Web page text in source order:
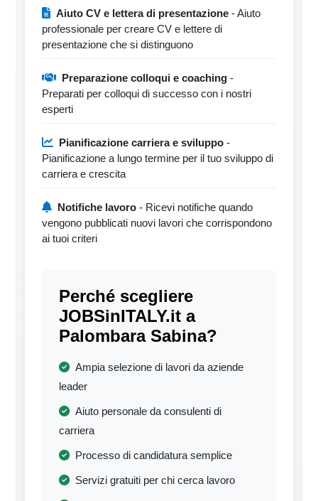
Aiuto CV e lettera di presentazione - Aiuto
professionale per creare CV e lettere di
presentazione che si distinguono
Preparazione colloqui e coaching -
Preparati per colloqui di successo con i nostri
esperti
Pianificazione carriera e sviluppo -
Pianificazione a lungo termine per il tuo sviluppo di
carriera e crescita
Notifiche lavoro - Ricevi notifiche quando
vengono pubblicati nuovi lavori che corrispondono
ai tuoi criteri
Perché scegliere
JOBSinITALY.it a
Palombara Sabina?
Ampia selezione di lavori da aziende
leader
Aiuto personale da consulenti di
carriera
Processo di candidatura semplice
Servizi gratuiti per chi cerca lavoro